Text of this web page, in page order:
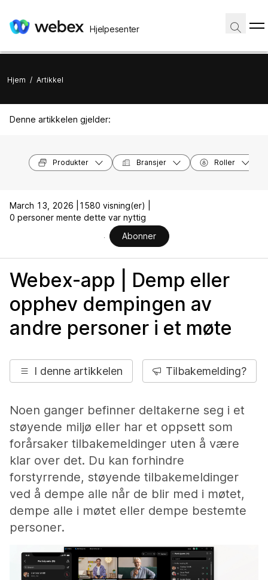
Hjelpesenter
Hjem / Artikkel
Denne artikkelen gjelder:
Produkter Bransjer Roller
March 13, 2026 |
1580 visning(er) |
0 personer mente dette var nyttig
Abonner
Webex-app | Demp eller
opphev dempingen av
andre personer i et møte
I denne artikkelen Tilbakemelding?
Noen ganger befinner deltakerne seg i et
støyende miljø eller har et oppsett som
forårsaker tilbakemeldinger uten å være
klar over det. Du kan forhindre
forstyrrende, støyende tilbakemeldinger
ved å dempe alle når de blir med i møtet,
dempe alle i møtet eller dempe bestemte
personer.